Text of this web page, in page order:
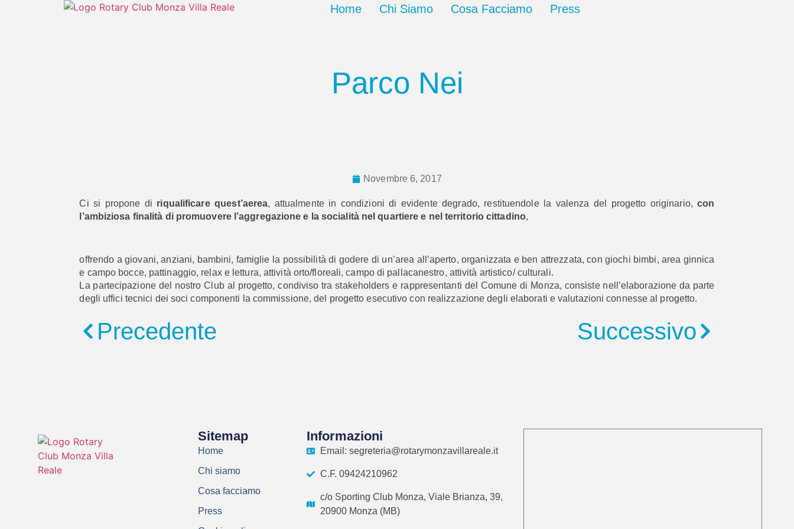
Home Chi Siamo Cosa Facciamo Press
Parco Nei
Novembre 6, 2017
Ci si propone di riqualificare quest’aerea, attualmente in condizioni di evidente degrado, restituendole la valenza del progetto originario,con
l’ambiziosa finalità di promuovere l’aggregazione e la socialità nel quartiere e nel territorio cittadino,
offrendo a giovani, anziani, bambini, famiglie la possibilità di godere di un’area all’aperto, organizzata e ben attrezzata, con giochi bimbi, area ginnica
e campo bocce, pattinaggio, relax e lettura, attività orto/floreali, campo di pallacanestro, attività artistico/ culturali.
La partecipazione del nostro Club al progetto, condiviso tra stakeholders e rappresentanti del Comune di Monza, consiste nell’elaborazione da parte
degli uffici tecnici dei soci componenti la commissione, del progetto esecutivo con realizzazione degli elaborati e valutazioni connesse al progetto.
Precedente Successivo
Sitemap
Home
Chi siamo
Cosa facciamo
Press
Informazioni
Email: segreteria@rotarymonzavillareale.it
C.F. 09424210962
c/o Sporting Club Monza, Viale Brianza, 39,
20900 Monza (MB)